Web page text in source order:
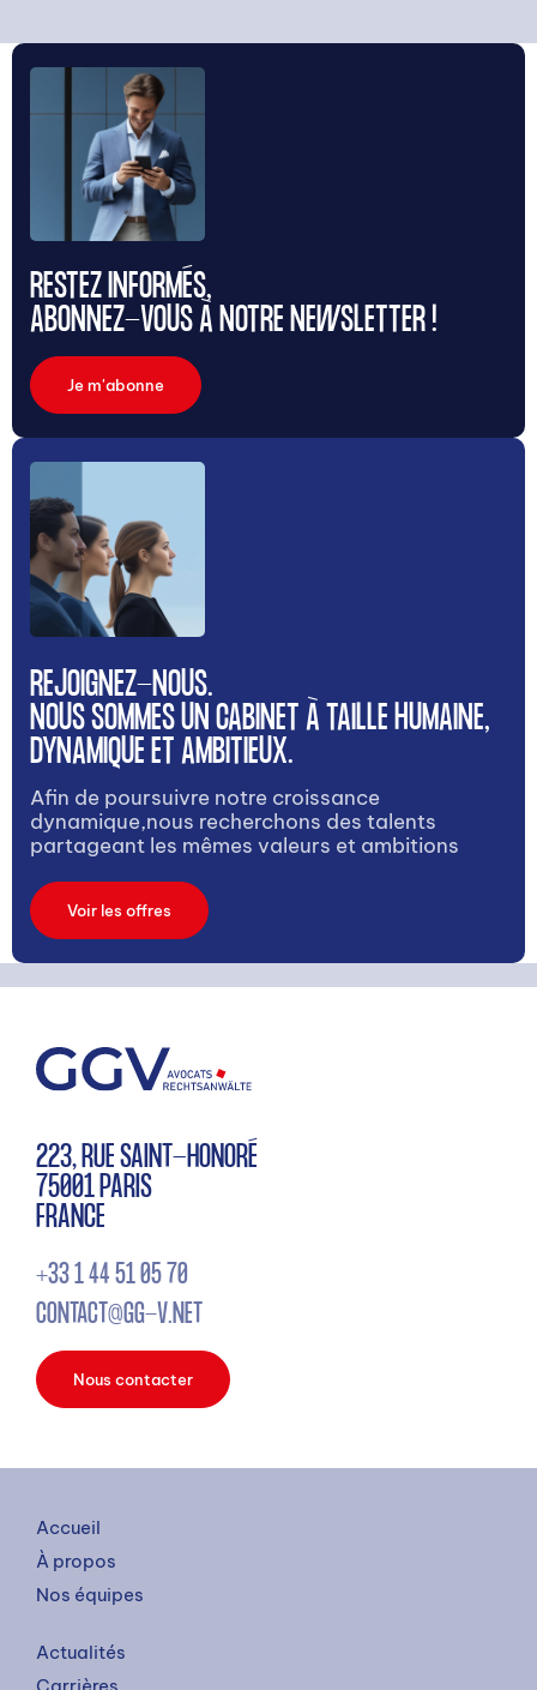
RESTEZ INFORMÉS,
ABONNEZ-VOUS À NOTRE NEWSLETTER !
Je m'abonne
REJOIGNEZ-NOUS.
NOUS SOMMES UN CABINET À TAILLE HUMAINE,
DYNAMIQUE ET AMBITIEUX.
Afin de poursuivre notre croissance
dynamique,nous recherchons des talents
partageant les mêmes valeurs et ambitions
Voir les offres
223, RUE SAINT-HONORÉ
75001 PARIS
FRANCE
+33 1 44 51 05 70
CONTACT@GG-V.NET
Nous contacter
Accueil
À propos
Nos équipes
Actualités
Carrières